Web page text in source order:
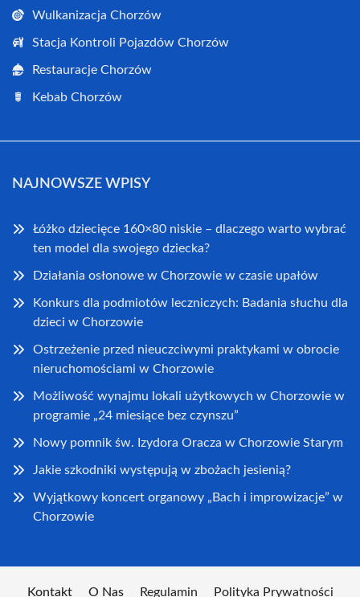
Wulkanizacja Chorzów
Stacja Kontroli Pojazdów Chorzów
Restauracje Chorzów
Kebab Chorzów
NAJNOWSZE WPISY
Łóżko dziecięce 160×80 niskie – dlaczego warto wybrać
ten model dla swojego dziecka?
Działania osłonowe w Chorzowie w czasie upałów
Konkurs dla podmiotów leczniczych: Badania słuchu dla
dzieci w Chorzowie
Ostrzeżenie przed nieuczciwymi praktykami w obrocie
nieruchomościami w Chorzowie
Możliwość wynajmu lokali użytkowych w Chorzowie w
programie „24 miesiące bez czynszu”
Nowy pomnik św. Izydora Oracza w Chorzowie Starym
Jakie szkodniki występują w zbożach jesienią?
Wyjątkowy koncert organowy „Bach i improwizacje” w
Chorzowie
Kontakt O Nas Regulamin Polityka Prywatności